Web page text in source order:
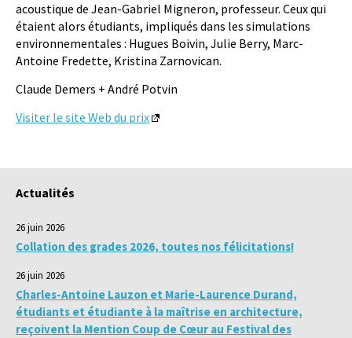
acoustique de Jean-Gabriel Migneron, professeur. Ceux qui
étaient alors étudiants, impliqués dans les simulations
environnementales : Hugues Boivin, Julie Berry, Marc-
Antoine Fredette, Kristina Zarnovican.
Claude Demers + André Potvin
Visiter le site Web du prix
Actualités
26 juin 2026
Collation des grades 2026, toutes nos félicitations!
26 juin 2026
Charles-Antoine Lauzon et Marie-Laurence Durand,
étudiants et étudiante à la maîtrise en architecture,
reçoivent la Mention Coup de Cœur au Festival des